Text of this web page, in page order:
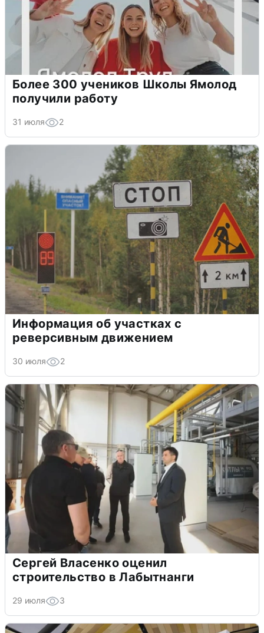
Более 300 учеников Школы Ямолод
получили работу
31 июля 2
Информация об участках с
реверсивным движением
30 июля 2
Сергей Власенко оценил
строительство в Лабытнанги
29 июля 3